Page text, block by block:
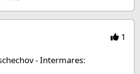
14. Mar '26 1
- Intermares: